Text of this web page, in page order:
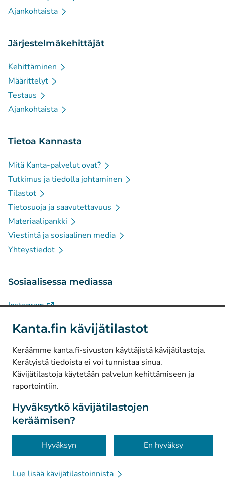
Kanta.fin kävijätilastot
Keräämme kanta.fi-sivuston käyttäjistä kävijätilastoja.
Kerätyistä tiedoista ei voi tunnistaa sinua.
Kävijätilastoja käytetään palvelun kehittämiseen ja
raportointiin.
Hyväksytkö kävijätilastojen
keräämisen?
Hyväksyn En hyväksy
Lue lisää kävijätilastoinnista
Ajankohtaista
Järjestelmäkehittäjät
Kehittäminen
Määrittelyt
Testaus
Ajankohtaista
Tietoa Kannasta
Mitä Kanta-palvelut ovat?
Tutkimus ja tiedolla johtaminen
Tilastot
Tietosuoja ja saavutettavuus
Materiaalipankki
Viestintä ja sosiaalinen media
Yhteystiedot
Sosiaalisessa mediassa
Instagram(Avautuu uuteen välilehteen)
Facebook(Avautuu uuteen välilehteen)
© Kanta-Palvelut, Kansaneläkelaitos
Tietosuoja
Tietoa sivustosta
Saavutettavuus
Evästeet